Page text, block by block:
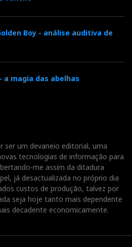
Boy - análise auditiva de
a magia das abelhas
ser um devaneio editorial, uma
tecnologias de informação para
me assim da ditadura
já desactualizada no próprio dia
custos de produção, talvez por
seja hoje tanto mais dependente
decadente economicamente.